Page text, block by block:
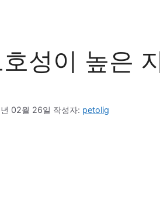
성이 높은
02월 26일 작성자: petolig